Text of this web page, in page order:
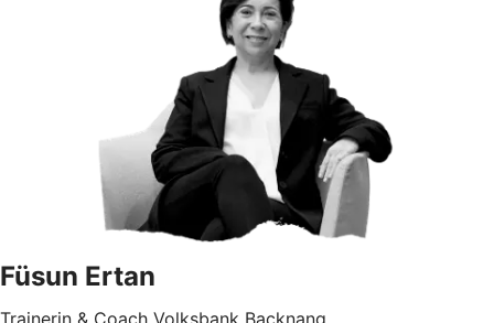
Füsun Ertan
Trainerin & Coach Volksbank Backnang